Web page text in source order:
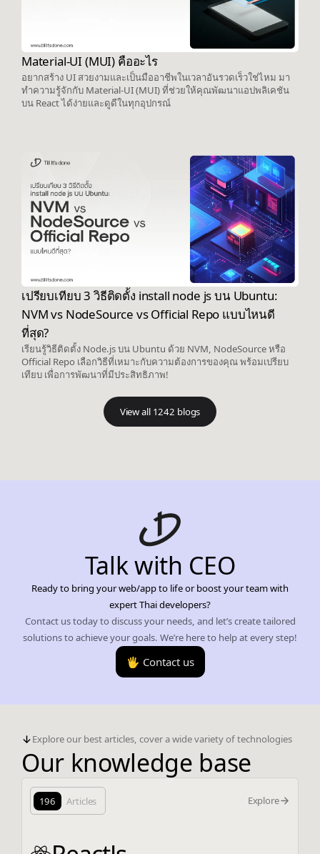
Material-UI (MUI) คืออะไร
อยากสร้าง UI สวยงามและเป็นมืออาชีพในเวลาอันรวดเร็วใช่ไหม มา
ทำความรู้จักกับ Material-UI (MUI) ที่ช่วยให้คุณพัฒนาแอปพลิเคชัน
บน React ได้ง่ายและดูดีในทุกอุปกรณ์
เปรียบเทียบ 3 วิธีติดตั้ง install node js บน Ubuntu:
NVM vs NodeSource vs Official Repo แบบไหนดี
ที่สุด?
เรียนรู้วิธีติดตั้ง Node.js บน Ubuntu ด้วย NVM, NodeSource หรือ
Official Repo เลือกวิธีที่เหมาะกับความต้องการของคุณ พร้อมเปรียบ
เทียบ เพื่อการพัฒนาที่มีประสิทธิภาพ!
View all 1242 blogs
Talk with CEO
Ready to bring your web/app to life or boost your team with
expert Thai developers?
Contact us today to discuss your needs, and let’s create tailored
solutions to achieve your goals. We’re here to help at every step!
🖐️ Contact us
Explore our best articles, cover a wide variety of technologies
Our knowledge base
196 Articles Explore